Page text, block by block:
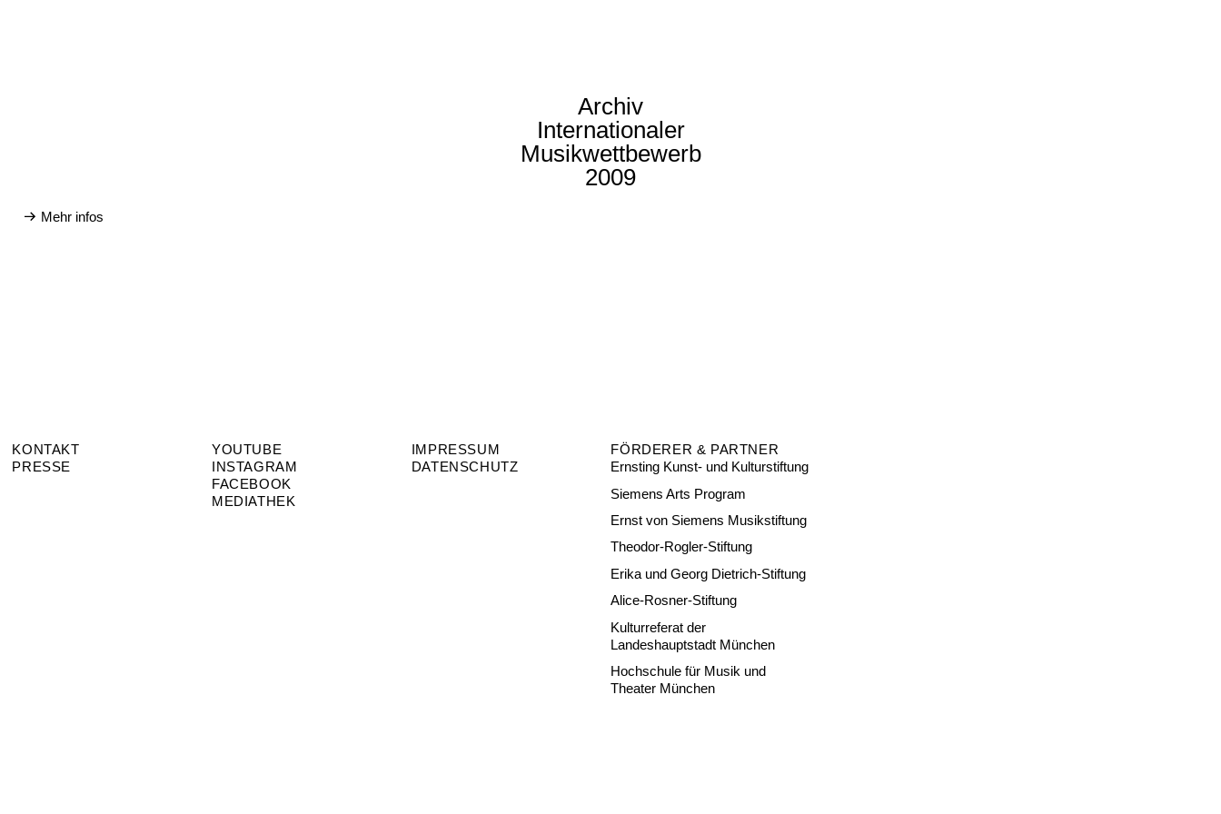
Archiv
Internationaler
Musikwettbewerb
2009
Mehr infos
KONTAKT
PRESSE
YOUTUBE
INSTAGRAM
FACEBOOK
MEDIATHEK
IMPRESSUM
DATENSCHUTZ
FÖRDERER & PARTNER
Ernsting Kunst- und Kulturstiftung
Siemens Arts Program
Ernst von Siemens Musikstiftung
Theodor-Rogler-Stiftung
Erika und Georg Dietrich-Stiftung
Alice-Rosner-Stiftung
Kulturreferat der
Landeshauptstadt München
Hochschule für Musik und
Theater München